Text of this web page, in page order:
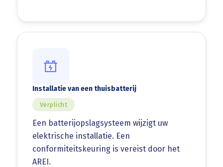
Installatie van een thuisbatterij
Verplicht
Een batterijopslagsysteem wijzigt uw
elektrische installatie. Een
conformiteitskeuring is vereist door het
AREI.